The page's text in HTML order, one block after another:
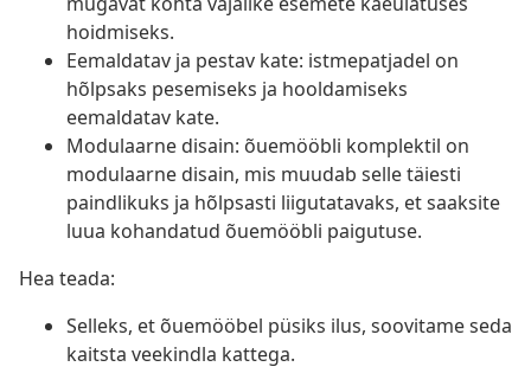
hoidmiseks.
Eemaldatav ja pestav kate: istmepatjadel on
hõlpsaks pesemiseks ja hooldamiseks
eemaldatav kate.
Modulaarne disain: õuemööbli komplektil on
modulaarne disain, mis muudab selle täiesti
paindlikuks ja hõlpsasti liigutatavaks, et saaksite
luua kohandatud õuemööbli paigutuse.
Hea teada:
Selleks, et õuemööbel püsiks ilus, soovitame seda
kaitsta veekindla kattega.